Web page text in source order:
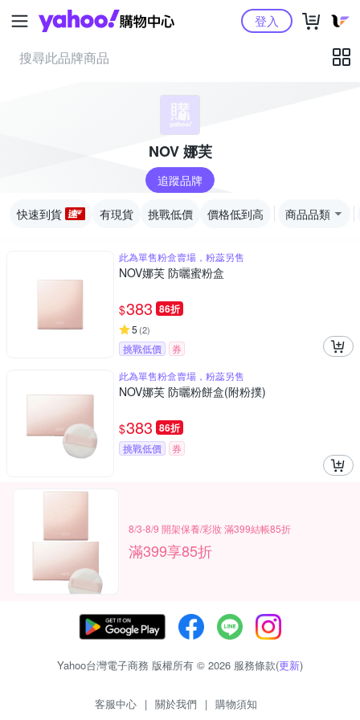
Yahoo購物中心登入
NOV 娜芙
追蹤品牌
快速到貨 有現貨 挑戰低價 價格低到高 商品品類
此為單售粉盒賣場，粉蕊另售
NOV娜芙 防曬蜜粉盒
$383 86折
5 (2)
挑戰低價
券
此為單售粉盒賣場，粉蕊另售
NOV娜芙 防曬粉餅盒(附粉撲)
$383 86折
挑戰低價 券
8/3-8/9 開架保養/彩妝 滿399結帳85折
滿399享85折
Yahoo台灣電子商務 版權所有 © 2026 服務條款(更新)
客服中心 | 關於我們 | 購物須知